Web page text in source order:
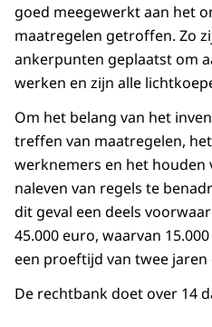
goed meegewerkt aan het
maatregelen getroffen. Zo
ankerpunten geplaatst om
werken en zijn alle
Om het belang van het
treffen van maatregelen,
werknemers en het houden
naleven van regels te
dit geval een deels
45.000 euro, waarvan
een proeftijd van twee jaren
De rechtbank doet over 14